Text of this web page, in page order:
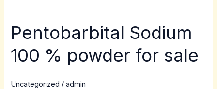
Pentobarbital Sodium
100 % powder for sale
Uncategorized /admin
Pentobarbital
Sodium
100
powder